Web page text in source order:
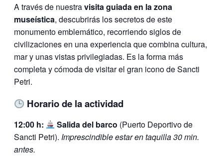
A través de nuestravisita guiada en la zona
museística, descubrirás los secretos de este
monumento emblemático, recorriendo siglos de
civilizaciones en una experiencia que combina cultura,
mar y unas vistas privilegiadas. Es la forma más
completa y cómoda de visitar el gran icono de Sancti
Petri.
Horario de la actividad
12:00 h: Salida del barco (Puerto Deportivo de
Sancti Petri). Imprescindible estar en taquilla 30 min.
antes.